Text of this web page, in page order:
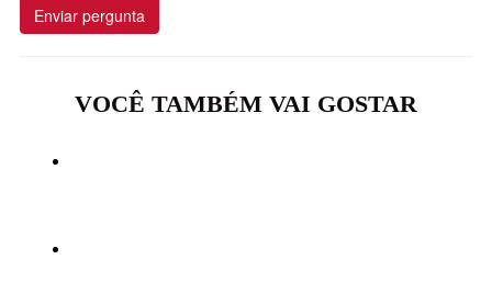
Enviar pergunta
VOCÊ TAMBÉM VAI GOSTAR